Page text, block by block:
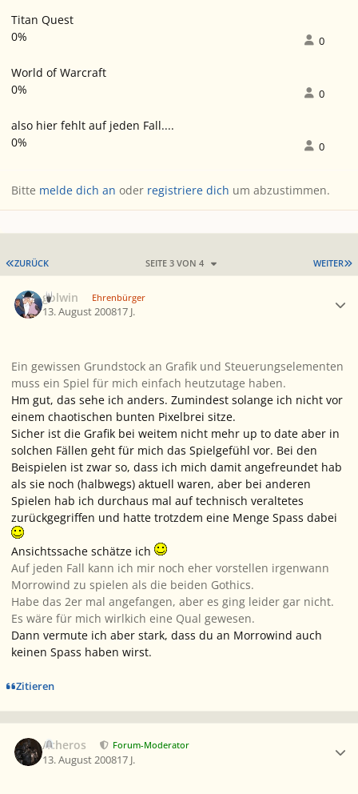
Titan Quest
0%
0
World of Warcraft
0%
0
also hier fehlt auf jeden Fall....
0%
0
Bitte melde dich an oder registriere dich um abzustimmen.
ERSTE SEITE
ZURÜCK WEITER
SEITE 3 VON 4
golwin Ehrenbürger
13. August 200817 J.
Ein gewissen Grundstock an Grafik und Steuerungselementen
muss ein Spiel für mich einfach heutzutage haben.
Hm gut, das sehe ich anders. Zumindest solange ich nicht vor
einem chaotischen bunten Pixelbrei sitze.
Sicher ist die Grafik bei weitem nicht mehr up to date aber in
solchen Fällen geht für mich das Spielgefühl vor. Bei den
Beispielen ist zwar so, dass ich mich damit angefreundet hab
als sie noch (halbwegs) aktuell waren, aber bei anderen
Spielen hab ich durchaus mal auf technisch veraltetes
zurückgegriffen und hatte trotzdem eine Menge Spass dabei
Ansichtssache schätze ich
Auf jeden Fall kann ich mir noch eher vorstellen irgenwann
Morrowind zu spielen als die beiden Gothics.
Habe das 2er mal angefangen, aber es ging leider gar nicht.
Es wäre für mich wirlkich eine Qual gewesen.
Dann vermute ich aber stark, dass du an Morrowind auch
keinen Spass haben wirst.
Zitieren
Acheros Forum-Moderator
13. August 200817 J.